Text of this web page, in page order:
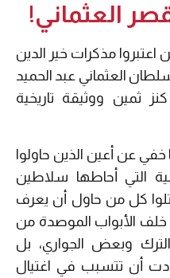
العثماني!
مذكرات خير الدين
العثماني عبد الحميد
بمنزلة كنز ثمين ووثيقة تاريخية
عن أعين الذين حاولوا
التي أحاطها سلاطين
كل من حاول أن يعرف
خلف الأبواب الموصدة من
وبعض الجواري، بل
أن تتسبب في اغتيال